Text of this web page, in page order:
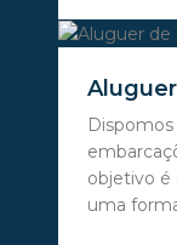
objetivo é
uma